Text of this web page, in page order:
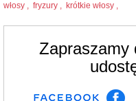
włosy , fryzury , krótkie włosy ,
Zapraszamy